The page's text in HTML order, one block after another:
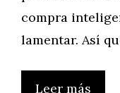
compra
lamentar. Así
Leer más